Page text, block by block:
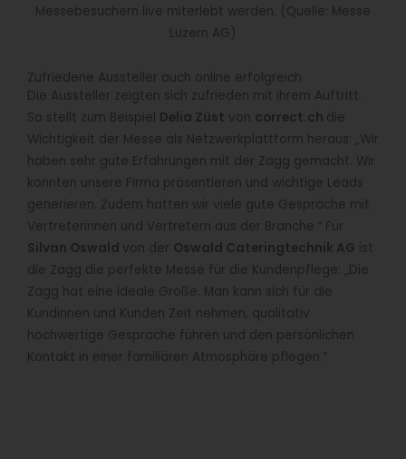
Messebesuchern live miterlebt werden. (Quelle: Messe
Luzern AG)
Zufriedene Aussteller auch online erfolgreich
Die Aussteller zeigten sich zufrieden mit ihrem Auftritt.
So stellt zum Beispiel Delia Züst von correct.ch die
Wichtigkeit der Messe als Netzwerkplattform heraus: „Wir
haben sehr gute Erfahrungen mit der Zagg gemacht. Wir
konnten unsere Firma präsentieren und wichtige Leads
generieren. Zudem hatten wir viele gute Gespräche mit
Vertreterinnen und Vertretern aus der Branche.“ Für
Silvan Oswald von der Oswald Cateringtechnik AG ist
die Zagg die perfekte Messe für die Kundenpflege: „Die
Zagg hat eine ideale Größe. Man kann sich für die
Kundinnen und Kunden Zeit nehmen, qualitativ
hochwertige Gespräche führen und den persönlichen
Kontakt in einer familiären Atmosphäre pflegen.“